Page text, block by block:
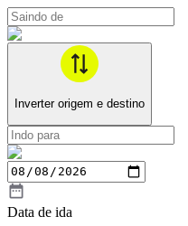
Inverter origem e destino
Data de ida